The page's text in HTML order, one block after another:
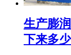
生产膨
下来多